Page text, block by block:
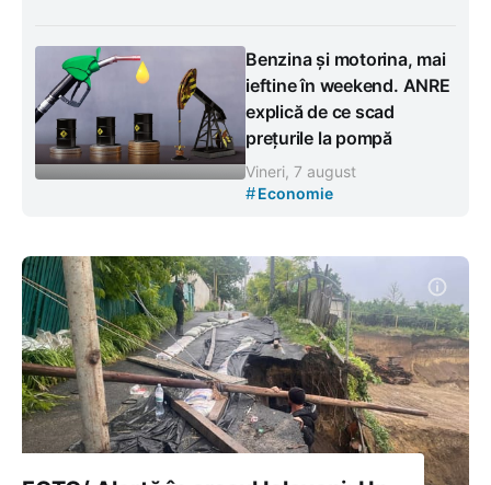
Benzina și motorina, mai
ieftine în weekend. ANRE
explică de ce scad
prețurile la pompă
Vineri, 7 august
#Economie